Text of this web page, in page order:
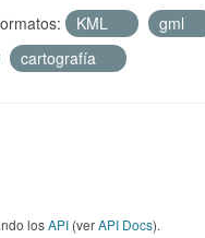
KML gml
cartografía
losAPI (verAPI Docs).